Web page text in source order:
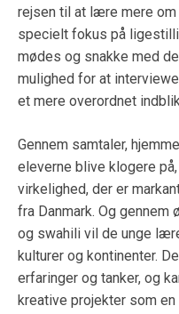
rejsen til at lære mere om
specielt fokus på
mødes og snakke med
mulighed for at
et mere overordnet
Gennem samtaler,
eleverne blive klogere
virkelighed, der er
fra Danmark. Og gennem
og swahili vil de unge
kulturer og kontinenter.
erfaringer og tanker, og
kreative projekter som